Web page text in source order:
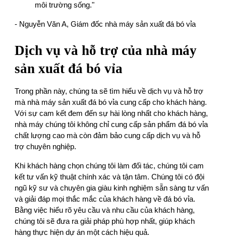
môi trường sống."
- Nguyễn Văn A, Giám đốc nhà máy sản xuất đá bó vỉa
Dịch vụ và hỗ trợ của nhà máy
sản xuất đá bó vỉa
Trong phần này, chúng ta sẽ tìm hiểu về dịch vụ và hỗ trợ
mà nhà máy sản xuất đá bó vỉa cung cấp cho khách hàng.
Với sự cam kết đem đến sự hài lòng nhất cho khách hàng,
nhà máy chúng tôi không chỉ cung cấp sản phẩm đá bó vỉa
chất lượng cao mà còn đảm bảo cung cấp dịch vụ và hỗ
trợ chuyên nghiệp.
Khi khách hàng chọn chúng tôi làm đối tác, chúng tôi cam
kết tư vấn kỹ thuật chính xác và tận tâm. Chúng tôi có đội
ngũ kỹ sư và chuyên gia giàu kinh nghiệm sẵn sàng tư vấn
và giải đáp mọi thắc mắc của khách hàng về đá bó vỉa.
Bằng việc hiểu rõ yêu cầu và nhu cầu của khách hàng,
chúng tôi sẽ đưa ra giải pháp phù hợp nhất, giúp khách
hàng thực hiện dự án một cách hiệu quả.